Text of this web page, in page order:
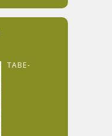
TABE-